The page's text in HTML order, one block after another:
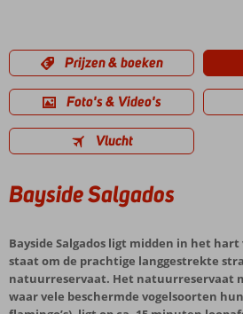
Prijzen & boeken
Foto's & Video's
Vlucht
Bayside Salgados
Bayside Salgados ligt midden in het hart
staat om de prachtige langgestrekte
natuurreservaat. Het natuurreservaat
waar vele beschermde vogelsoorten